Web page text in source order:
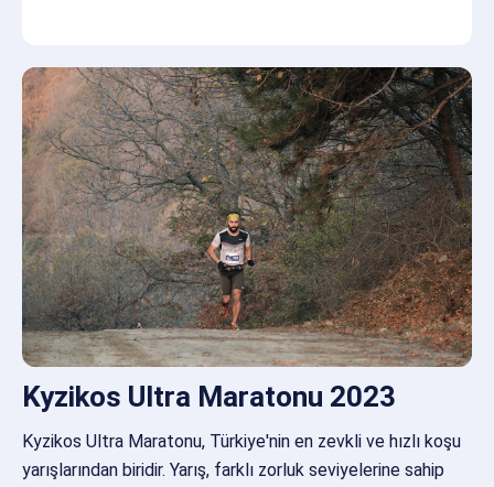
Kyzikos Ultra Maratonu 2023
Kyzikos Ultra Maratonu, Türkiye'nin en zevkli ve hızlı koşu
yarışlarından biridir. Yarış, farklı zorluk seviyelerine sahip